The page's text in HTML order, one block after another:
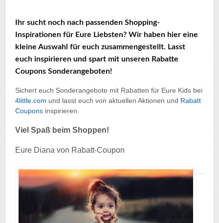
Ihr sucht noch nach passenden Shopping-
Inspirationen für Eure Liebsten? Wir haben hier eine
kleine Auswahl für euch zusammengestellt. Lasst
euch inspirieren und spart mit unseren Rabatte
Coupons Sonderangeboten!
Sichert euch Sonderangebote mit Rabatten für Eure Kids bei
4little.com und lasst euch von aktuellen Aktionen und Rabatt
Coupons inspirieren.
Viel Spaß beim Shoppen!
Eure Diana von Rabatt-Coupon